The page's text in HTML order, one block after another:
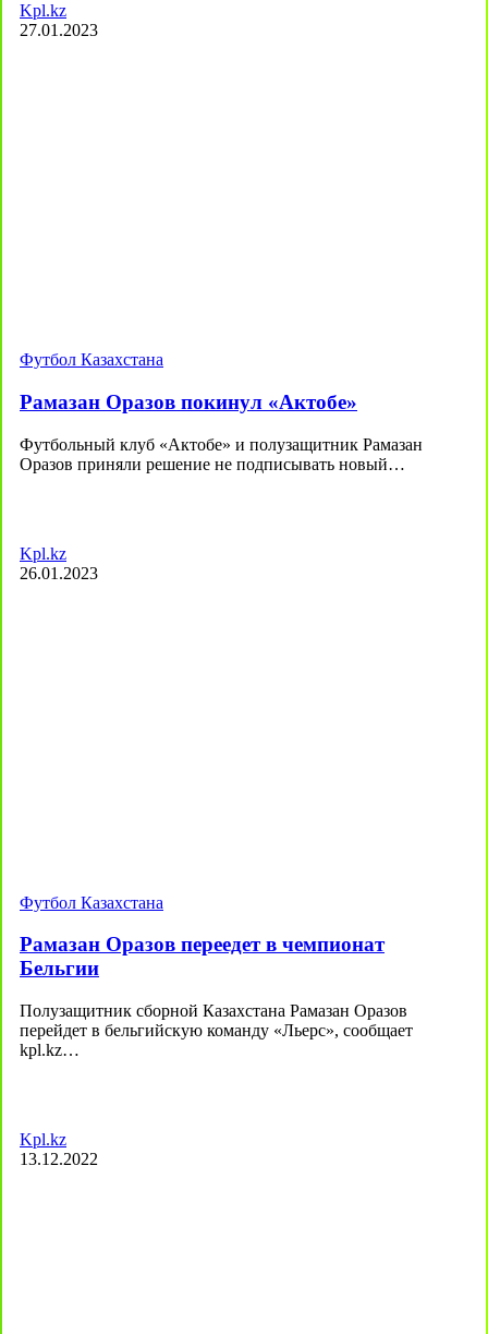
Kpl.kz
27.01.2023
Футбол Казахстана
Рамазан Оразов покинул «Актобе»
Футбольный клуб «Актобе» и полузащитник Рамазан
Оразов приняли решение не подписывать новый…
Kpl.kz
26.01.2023
Футбол Казахстана
Рамазан Оразов переедет в чемпионат
Бельгии
Полузащитник сборной Казахстана Рамазан Оразов
перейдет в бельгийскую команду «Льерс», сообщает
kpl.kz…
Kpl.kz
13.12.2022